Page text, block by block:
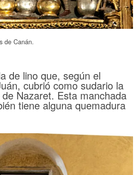
de Canán.
de lino que, según el
cubrió como sudario la
Nazaret. Esta manchada
tiene alguna quemadura